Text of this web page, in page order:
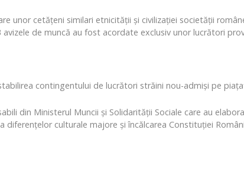
unor cetățeni similari etnicității și civilizației societății
de muncă au fost acordate exclusiv unor lucrători
contingentului de lucrători străini nou-admişi pe
din Ministerul Muncii și Solidarității Sociale care au
diferențelor culturale majore și încălcarea Constituției